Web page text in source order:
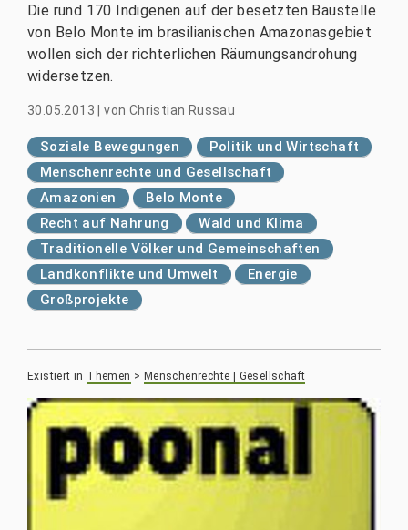
Die rund 170 Indigenen auf der besetzten Baustelle
von Belo Monte im brasilianischen Amazonasgebiet
wollen sich der richterlichen Räumungsandrohung
widersetzen.
30.05.2013 |von Christian Russau
Soziale Bewegungen
Politik und Wirtschaft
Menschenrechte und Gesellschaft
Amazonien
Belo Monte
Recht auf Nahrung
Wald und Klima
Traditionelle Völker und Gemeinschaften
Landkonflikte und Umwelt
Energie
Großprojekte
Existiert in Themen > Menschenrechte | Gesellschaft